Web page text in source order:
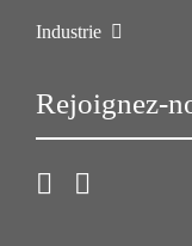
Industrie
Rejoignez-